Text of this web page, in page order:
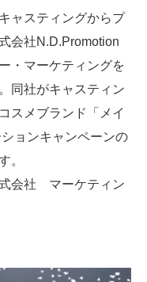
ャスティングからプ
会社N.D.Promotion
・マーケティングを
同社がキャスティン
スメブランド「メイ
ョンキャンペーンの
。
会社 マーケティン